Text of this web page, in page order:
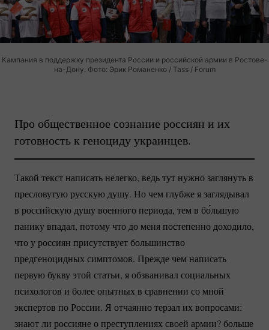
Кампания в поддержку президента России и российской армии в Ростове-
на-Дону. Фото: Эрик Романенко / Tass / Forum
Про общественное сознание россиян и их
готовность к геноциду украинцев.
Такой текст написать нелегко, ведь тут нужно заглянуть в
пресловутую русскую душу. Но чем глубже я заглядывал
в российскую душу военного периода, тем в бо́льшую
панику впадал, потому что до меня постепенно доходило,
что у россиян присутствует большинство
предгеноцидных симптомов. Прежде чем написать
первую букву этой статьи, я обзванивал социальных
психологов и более опытных в сравнении со мной
экспертов по России. Я отчаянно терзал их вопросами:
знают ли россияне о преступлениях своей армии? больше